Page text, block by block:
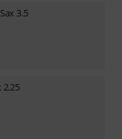
3.5
2.25